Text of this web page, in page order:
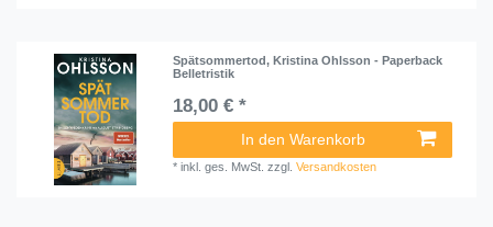
Spätsommertod, Kristina Ohlsson - Paperback
Belletristik
18,00 € *
In den Warenkorb
*inkl. ges. MwSt. zzgl.Versandkosten